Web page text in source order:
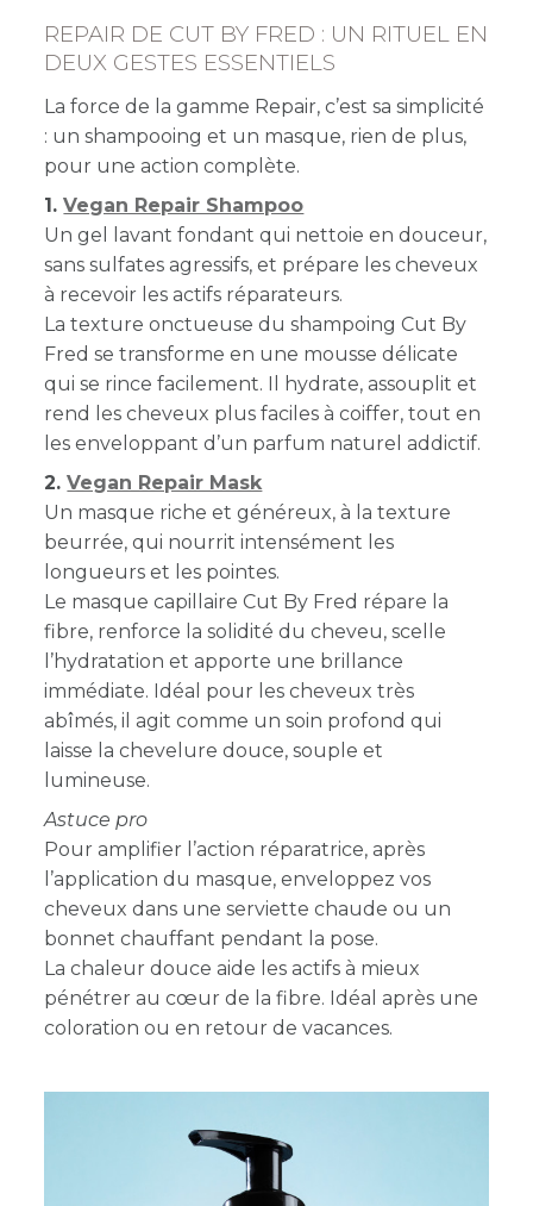
REPAIR DE CUT BY FRED : UN RITUEL EN
DEUX GESTES ESSENTIELS
La force de la gamme Repair, c’est sa simplicité
: un shampooing et un masque, rien de plus,
pour une action complète.
1.Vegan Repair Shampoo
Un gel lavant fondant qui nettoie en douceur,
sans sulfates agressifs, et prépare les cheveux
à recevoir les actifs réparateurs.
La texture onctueuse du shampoing Cut By
Fred se transforme en une mousse délicate
qui se rince facilement. Il hydrate, assouplit et
rend les cheveux plus faciles à coiffer, tout en
les enveloppant d’un parfum naturel addictif.
2.Vegan Repair Mask
Un masque riche et généreux, à la texture
beurrée, qui nourrit intensément les
longueurs et les pointes.
Le masque capillaire Cut By Fred répare la
fibre, renforce la solidité du cheveu, scelle
l’hydratation et apporte une brillance
immédiate. Idéal pour les cheveux très
abîmés, il agit comme un soin profond qui
laisse la chevelure douce, souple et
lumineuse.
Astuce pro
Pour amplifier l’action réparatrice, après
l’application du masque, enveloppez vos
cheveux dans une serviette chaude ou un
bonnet chauffant pendant la pose.
La chaleur douce aide les actifs à mieux
pénétrer au cœur de la fibre. Idéal après une
coloration ou en retour de vacances.